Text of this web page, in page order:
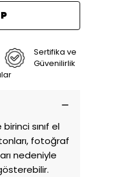
Sertifika ve
Güvenilirlik
sınıf el
fotoğraf
nedeniyle